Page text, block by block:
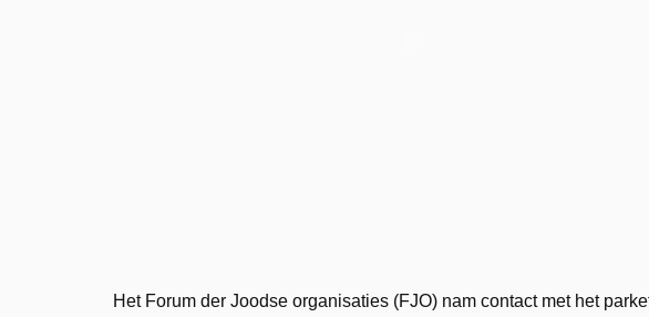
Het Forum der Joodse organisaties (FJO) nam contact met het